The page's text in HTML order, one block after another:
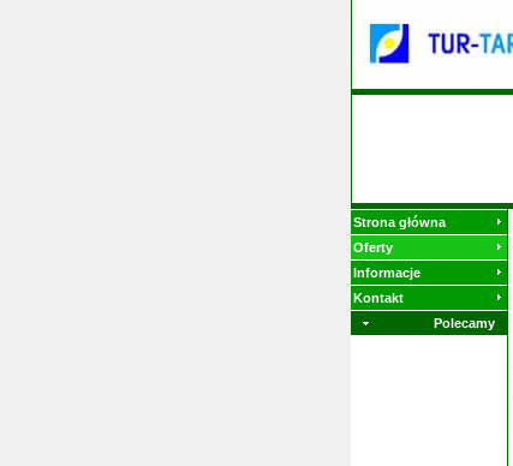
Strona główna
Oferty
Informacje
Kontakt
Polecamy